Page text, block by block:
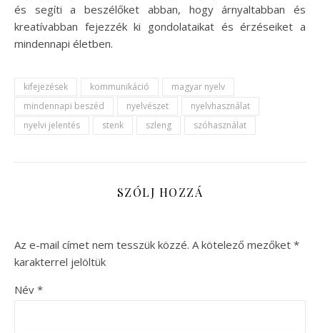
és segíti a beszélőket abban, hogy árnyaltabban és
kreatívabban fejezzék ki gondolataikat és érzéseiket a
mindennapi életben.
kifejezések kommunikáció
magyar nyelv
mindennapi beszéd
nyelvészet
nyelvhasználat
nyelvi jelentés
stenk szleng szóhasználat
SZÓLJ HOZZÁ
Az e-mail címet nem tesszük közzé. A kötelező mezőket *
karakterrel jelöltük
Név *